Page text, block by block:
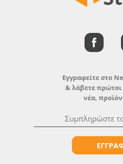
Εγγραφείτε στο
& λάβετε
νέα,